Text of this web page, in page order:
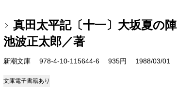
真田太平記〔十一〕大坂夏の陣
池波正太郎／著
新潮文庫 978-4-10-115644-6 935円 1988/03/01
文庫電子書籍あり